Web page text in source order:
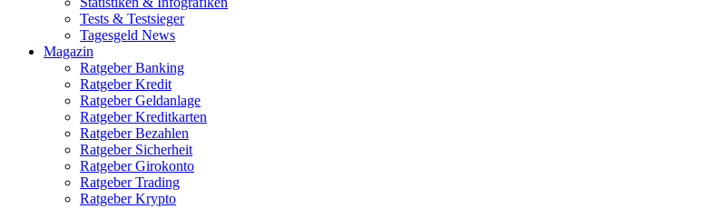
Tests & Testsieger
Tagesgeld News
Magazin
Ratgeber Banking
Ratgeber Kredit
Ratgeber Geldanlage
Ratgeber Kreditkarten
Ratgeber Bezahlen
Ratgeber Sicherheit
Ratgeber Girokonto
Ratgeber Trading
Ratgeber Krypto